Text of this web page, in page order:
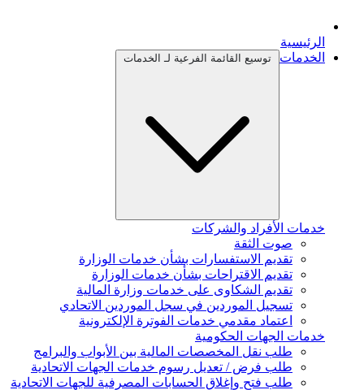
الرئيسية
الخدمات
توسيع القائمة الفرعية لـ الخدمات
خدمات الأفراد والشركات
صوت الثقة
تقديم الاستفسارات بشأن خدمات الوزارة
تقديم الاقتراحات بشأن خدمات الوزارة
تقديم الشكاوى على خدمات وزارة المالية
تسجيل الموردين في سجل الموردين الاتحادي
اعتماد مقدمي خدمات الفوترة الإلكترونية
خدمات الجهات الحكومية
طلب نقل المخصصات المالية بين الأبواب والبرامج
طلب فرض / تعديل رسوم خدمات الجهات الاتحادية
طلب فتح وإغلاق الحسابات المصرفية للجهات الاتحادية